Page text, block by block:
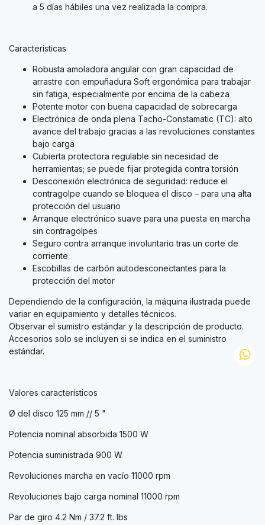
a 5 días hábiles una vez realizada la compra.
Características
Robusta amoladora angular con gran capacidad de
arrastre con empuñadura Soft ergonómica para trabajar
sin fatiga, especialmente por encima de la cabeza
Potente motor con buena capacidad de sobrecarga
Electrónica de onda plena Tacho-Constamatic (TC): alto
avance del trabajo gracias a las revoluciones constantes
bajo carga
Cubierta protectora regulable sin necesidad de
herramientas; se puede fijar protegida contra torsión
Desconexión electrónica de seguridad: reduce el
contragolpe cuando se bloquea el disco – para una alta
protección del usuario
Arranque electrónico suave para una puesta en marcha
sin contragolpes
Seguro contra arranque involuntario tras un corte de
corriente
Escobillas de carbón autodesconectantes para la
protección del motor
Dependiendo de la configuración, la máquina ilustrada puede
variar en equipamiento y detalles técnicos.
Observar el sumistro estándar y la descripción de producto.
Accesorios solo se incluyen si se indica en el suministro
estándar.
Valores característicos
Ø del disco 125 mm // 5 "
Potencia nominal absorbida 1500 W
Potencia suministrada 900 W
Revoluciones marcha en vacío 11000 rpm
Revoluciones bajo carga nominal 11000 rpm
Par de giro 4.2 Nm / 37.2 ft. lbs